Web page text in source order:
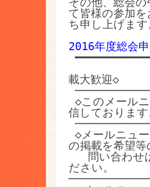
て皆様の参加を
ち申し上げま
2016年度総会
━━━━━━━━━━━━━━━━━━━━━━━━━━━━━━━━━━━
載大歓迎◇
───────────────────────────────────
信しておりま
───────────────────────────────────
の掲載を希望等
問い合わ
ださい。